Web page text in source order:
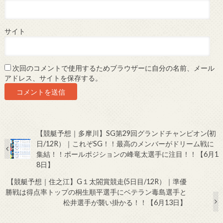
サイト
次回のコメントで使用するためブラウザーに自分の名前、メール
アドレス、サイトを保存する。
【競艇予想｜多摩川】SG第29回グランドチャンピオン(初
日/12R）｜これぞSG！！最高のメンバーがドリーム戦に
集結！！ポールポジションの峰竜太選手に注目！！【6月1
8日】
【競艇予想｜住之江】G１太閤賞競走(5日目/12R）｜準優
勝戦は得点率トップの桐生順平選手にベテラン毒島選手と
松井選手が襲い掛かる！！【6月13日】